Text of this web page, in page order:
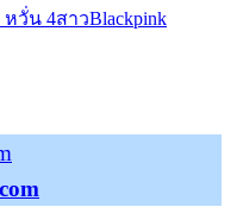
วั่น 4สาวBlackpink